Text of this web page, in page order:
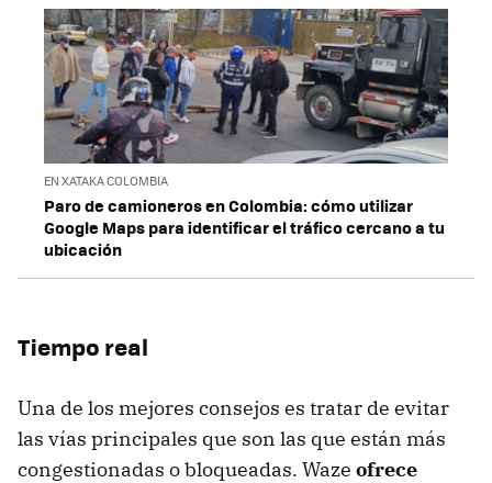
EN XATAKA COLOMBIA
Paro de camioneros en Colombia: cómo utilizar
Google Maps para identificar el tráfico cercano a tu
ubicación
Tiempo real
Una de los mejores consejos es tratar de evitar
las vías principales que son las que están más
congestionadas o bloqueadas. Waze ofrece